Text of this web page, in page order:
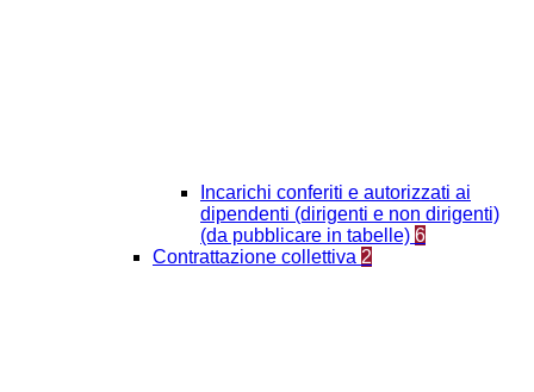
Incarichi conferiti e autorizzati ai
dipendenti (dirigenti e non dirigenti)
(da pubblicare in tabelle) 6
Contrattazione collettiva 2